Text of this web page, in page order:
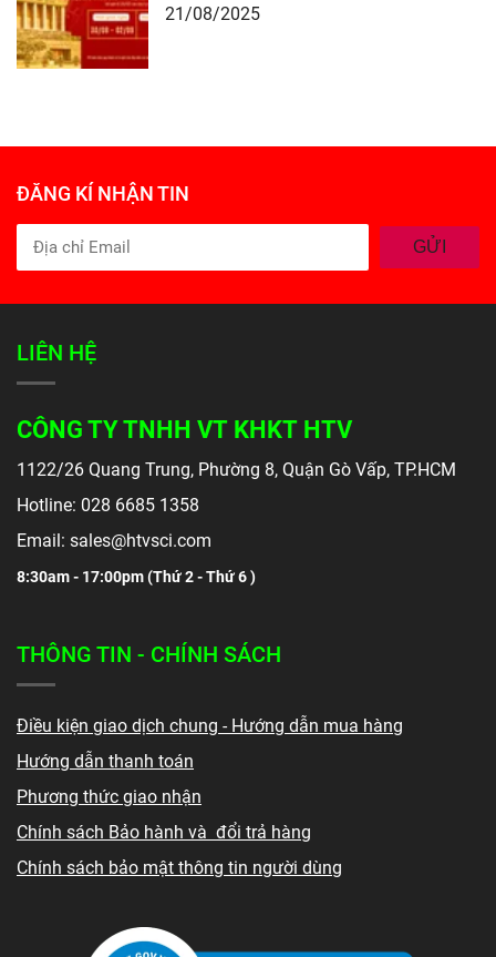
21/08/2025
ĐĂNG KÍ NHẬN TIN
GỬI
LIÊN HỆ
CÔNG TY TNHH VT KHKT HTV
1122/26 Quang Trung, Phường 8, Quận Gò Vấp, TP.HCM
Hotline: 028 6685 1358
Email: sales@htvsci.com
8:30am - 17:00pm (Thứ 2 - Thứ 6 )
THÔNG TIN - CHÍNH SÁCH
Điều kiện giao dịch chung - Hướng dẫn mua hàng
Hướng dẫn thanh toán
Phương thức giao nhận
Chính sách Bảo hành và đổi trả hàng
Chính sách bảo mật thông tin người dùng